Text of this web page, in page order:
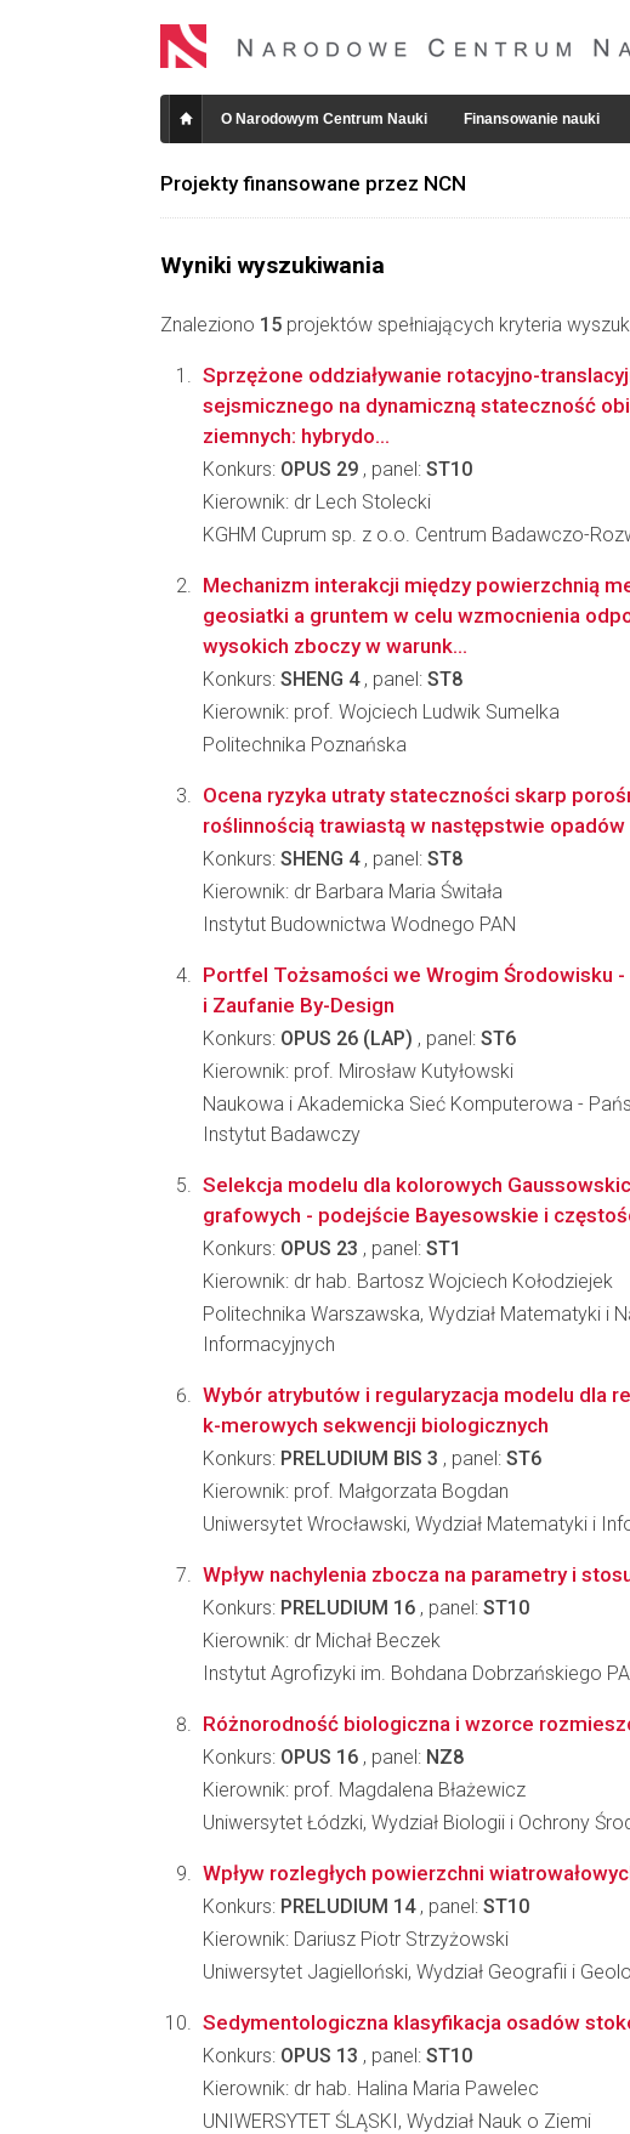
O Narodowym Centrum Nauki Finansowanie nauki
Projekty finansowane przez NCN
Wyniki wyszukiwania
Znaleziono 15 projektów spełniających kryteria
Sprzężone oddziaływanie rotacyjno-
sejsmicznego na dynamiczną stateczność
ziemnych: hybrydo...
Konkurs: OPUS 29 , panel: ST10
Kierownik: dr Lech Stolecki
KGHM Cuprum sp. z o.o. Centrum Badawczo-
Mechanizm interakcji między powierzchnią
geosiatki a gruntem w celu wzmocnienia
wysokich zboczy w warunk...
Konkurs: SHENG 4, panel: ST8
Kierownik: prof. Wojciech Ludwik Sumelka
Politechnika Poznańska
Ocena ryzyka utraty stateczności skarp
roślinnością trawiastą w następstwie
Konkurs: SHENG 4, panel: ST8
Kierownik: dr Barbara Maria Świtała
Instytut Budownictwa Wodnego PAN
Portfel Tożsamości we Wrogim Środowisku
i Zaufanie By-Design
Konkurs: OPUS 26 (LAP) , panel: ST6
Kierownik: prof. Mirosław Kutyłowski
Naukowa i Akademicka Sieć Komputerowa -
Instytut Badawczy
Selekcja modelu dla kolorowych
grafowych - podejście Bayesowskie i
Konkurs: OPUS 23 , panel: ST1
Kierownik: dr hab. Bartosz Wojciech Kołodziejek
Politechnika Warszawska, Wydział Matematyki i
Informacyjnych
Wybór atrybutów i regularyzacja modelu dla
k-merowych sekwencji biologicznych
Konkurs: PRELUDIUM BIS 3 , panel: ST6
Kierownik: prof. Małgorzata Bogdan
Uniwersytet Wrocławski, Wydział Matematyki i
Wpływ nachylenia zbocza na parametry i
Konkurs: PRELUDIUM 16 , panel: ST10
Kierownik: dr Michał Beczek
Instytut Agrofizyki im. Bohdana Dobrzańskiego
Różnorodność biologiczna i wzorce
Konkurs: OPUS 16 , panel: NZ8
Kierownik: prof. Magdalena Błażewicz
Uniwersytet Łódzki, Wydział Biologii i Ochrony
Wpływ rozległych powierzchni
Konkurs: PRELUDIUM 14, panel: ST10
Kierownik: Dariusz Piotr Strzyżowski
Uniwersytet Jagielloński, Wydział Geografii i
Sedymentologiczna klasyfikacja osadów
Konkurs: OPUS 13 , panel: ST10
Kierownik: dr hab. Halina Maria Pawelec
UNIWERSYTET ŚLĄSKI, Wydział Nauk o Ziemi